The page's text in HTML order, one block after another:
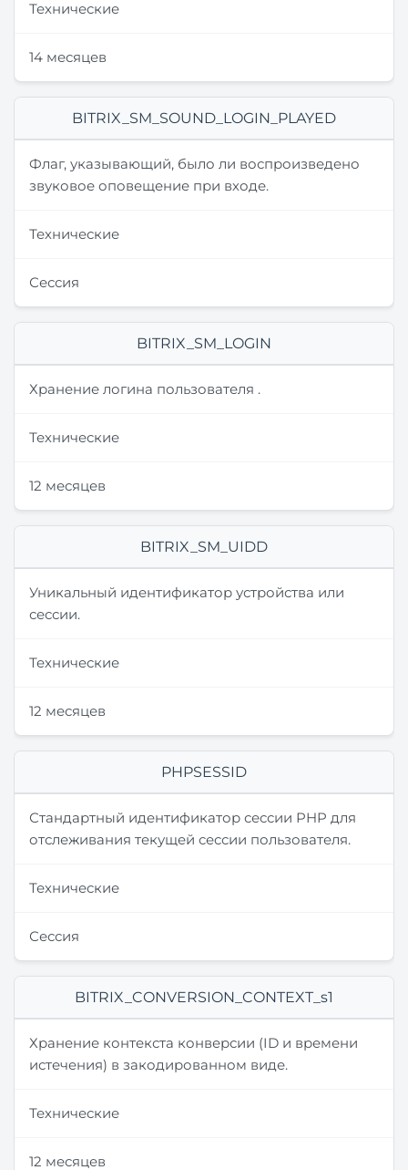
Технические
14 месяцев
BITRIX_SM_SOUND_LOGIN_PLAYED
Флаг, указывающий, было ли воспроизведено
звуковое оповещение при входе.
Технические
Сессия
BITRIX_SM_LOGIN
Хранение логина пользователя .
Технические
12 месяцев
BITRIX_SM_UIDD
Уникальный идентификатор устройства или
сессии.
Технические
12 месяцев
PHPSESSID
Стандартный идентификатор сессии PHP для
отслеживания текущей сессии пользователя.
Технические
Сессия
BITRIX_CONVERSION_CONTEXT_s1
Хранение контекста конверсии (ID и времени
истечения) в закодированном виде.
Технические
12 месяцев